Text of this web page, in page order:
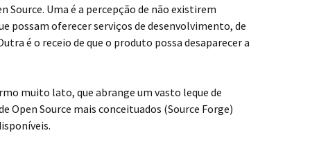
Uma é a percepção de não existirem
possam oferecer serviços de desenvolvimento, de
é o receio de que o produto possa desaparecer a
muito lato, que abrange um vasto leque de
Open Source mais conceituados (Source Forge)